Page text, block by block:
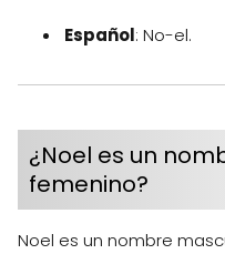
Español: No-el.
¿Noel es un
femenino?
Noel es un nombre